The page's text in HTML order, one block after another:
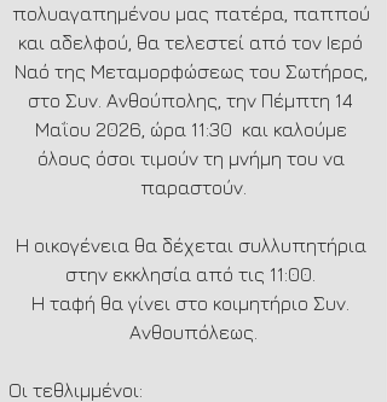
πολυαγαπημένου μας πατέρα, παππού
και αδελφού, θα τελεστεί από τον Ιερό
Ναό της Μεταμορφώσεως του Σωτήρος,
στο Συν. Ανθούπολης, την Πέμπτη 14
Μαΐου 2026, ώρα 11:30  και καλούμε
όλους όσοι τιμούν τη μνήμη του να
παραστούν.
Η οικογένεια θα δέχεται συλλυπητήρια
στην εκκλησία από τις 11:00.
Η ταφή θα γίνει στο κοιμητήριο Συν.
Ανθουπόλεως.
Οι τεθλιμμένοι: